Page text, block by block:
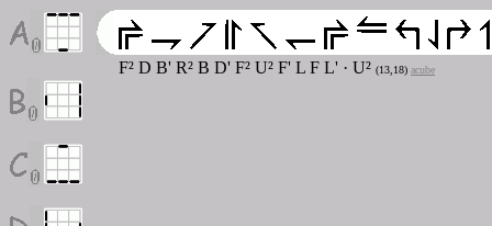
F² D B' R² B D' F² U² F' L F L' · U² (13,18) acube